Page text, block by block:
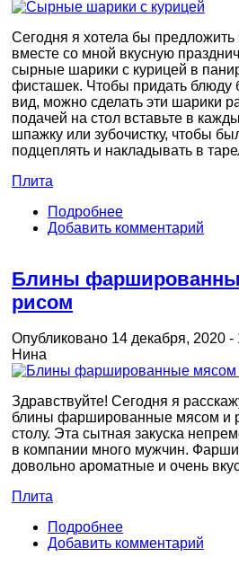
Сегодня я хотела бы предложить
вместе со мной вкусную
сырные шарики с курицей в
фисташек. Чтобы придать блюду
вид, можно сделать эти шарики
подачей на стол вставьте в
шпажку или зубочистку, чтобы
подцеплять и накладывать в
Плита
Подробнее
Добавить комментарий
Блины
рисом
Опубликовано 14 декабря, 2020 -
Нина
Здравствуйте! Сегодня я
блины фаршированные мясом и
столу. Эта сытная закуска
в компании много мужчин.
довольно ароматные и очень
Плита
Подробнее
Добавить комментарий